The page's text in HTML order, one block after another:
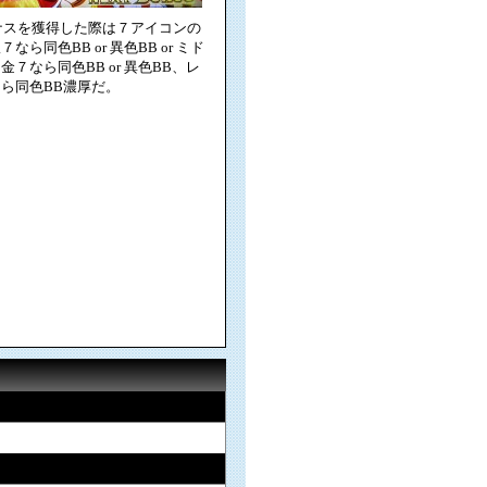
スを獲得した際は７アイコンの
なら同色BB or 異色BB or ミド
７なら同色BB or 異色BB、レ
同色BB濃厚だ。